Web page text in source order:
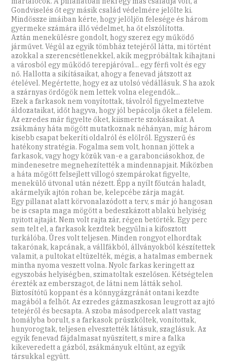
Gondviselés őt egy másik család védelmére jelölte ki.
Mindössze imáiban kérte, hogy jelöljön felesége és három
gyermeke számára illő védelmet, ha őt elszólította.
Aztán menekülésre gondolt, hogy szerez egy működő
járművet. Végül az egyik tömbház tetejéről látta, mi történt
azokkal a szerencsétlenekkel, akik megpróbáltak kihajtani
a városból egy működő terepjáróval... egy férfi volt és egy
nő. Hallotta a sikításaikat, ahogy a fenevad játszott az
ételével. Megértette, hogy ez az utolsó védállásuk. S ha azok
a szárnyas ördögök nem lettek volna elegendők...
Ezek a farkasok nem vonyítottak, távolról figyelmeztetve
áldozataikat, időt hagyva, hogy jól bepácolja őket a félelem.
Az ezredes már figyelte őket, kiismerte szokásaikat. A
zsákmány háta mögött mutatkoznak néhányan, míg három
kisebb csapat bekeríti oldalról és elölről. Egyszerű és
hatékony stratégia. Fogalma sem volt, honnan jöttek a
farkasok, vagy hogy közük van-e a garabonciásokhoz, de
mindenesetre megnehezítették a mindennapjait. Miközben
a háta mögött felsejlett villogó szempárokat figyelte,
menekülő útvonal után nézett. Épp a nyílt főutcán haladt,
akármelyik ajtón rohan be, kelepcébe zárja magát.
Egy pillanat alatt körvonalazódott a terv, s már jó hangosan
be is csapta maga mögött a bedeszkázott ablakú helyiség
nyitott ajtaját. Nem volt rajta zár, régen betörték. Egy perc
sem telt el, a farkasok kezdtek begyűlni a kifosztott
turkálóba. Üres volt teljesen. Minden rongyot elhordtak
takarónak, kapcának, a vállfákból, állványokból készítettek
valamit, a pultokat eltüzelték, mégis, a hatalmas embernek
mintha nyoma veszett volna. Nyolc farkas keringett az
egyszobás helyiségben, szimatoltak eszelősen. Kétségtelen
érezték az emberszagot, de látni nem látták sehol.
Biztosítótű koppant és a könnygázgránát ontani kezdte
magából a felhőt. Az ezredes gázmaszkosan leugrott az ajtó
tetejéről és becsapta. A szoba másodpercek alatt vastag
homályba borult, s a farkasok prüszköltek, vonítottak,
hunyorogtak, teljesen elvesztették látásuk, szaglásuk. Az
egyik fenevad fájdalmasat nyüszített, s mire a falka
kikeveredett a gázból, zsákmányuk eltűnt, az egyik
társukkal együtt.